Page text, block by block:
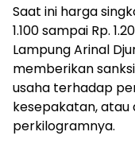
Saat ini harga
1.100 sampai Rp.
Lampung Arinal
memberikan
usaha terhadap
kesepakatan, atau
perkilogramnya.